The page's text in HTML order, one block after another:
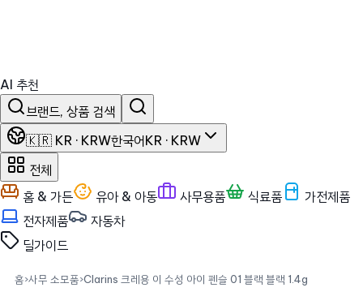
AI 추천
브랜드, 상품 검색
🇰🇷 KR · KRW한국어KR · KRW
전체
홈 & 가든
유아 & 아동 사무용품 식료품
가전제품
전자제품
자동차
딜가이드
홈›사무 소모품›Clarins 크레용 이 수성 아이 펜슬 01 블랙 블랙 1.4g